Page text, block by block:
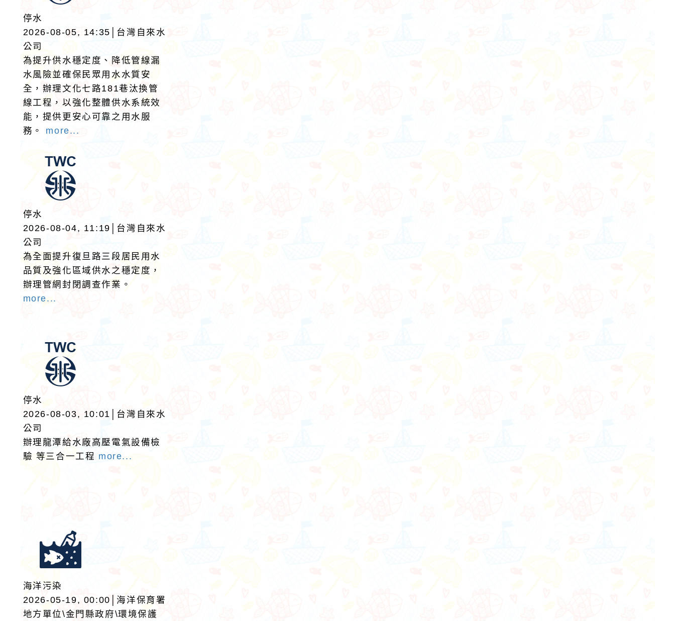
停水
2026-08-05, 14:35│台灣自來水
公司
為提升供水穩定度、降低管線漏
水風險並確保民眾用水水質安
全，辦理文化七路181巷汰換管
線工程，以強化整體供水系統效
能，提供更安心可靠之用水服
務。 more...
停水
2026-08-04, 11:19│台灣自來水
公司
為全面提升復旦路三段居民用水
品質及強化區域供水之穩定度，
辦理管網封閉調查作業。
more...
停水
2026-08-03, 10:01│台灣自來水
公司
辦理龍潭給水廠高壓電氣設備檢
驗 等三合一工程 more...
海洋污染
2026-05-19, 00:00│海洋保育署
地方單位\金門縣政府\環境保護